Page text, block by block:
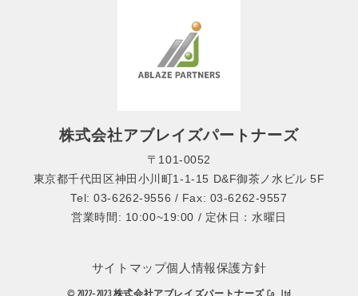
株式会社アブレイズパートナーズ
〒101-0052
東京都千代田区神田小川町1-1-15 D&F御茶ノ水ビル 5F
Tel: 03-6262-9556 / Fax: 03-6262-9557
営業時間: 10:00~19:00 / 定休日：水曜日
サイトマップ個人情報保護方針